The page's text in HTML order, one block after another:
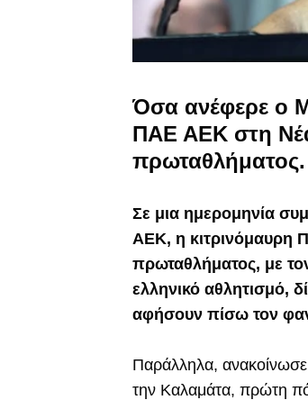
Όσα ανέφερε ο
ΠΑΕ ΑΕΚ στη
πρωταθλήματος.
Σε μια ημερομηνία
ΑΕΚ, η κιτρινόμαυρη
πρωταθλήματος, με
ελληνικό αθλητισμό,
αφήσουν πίσω τον
Παράλληλα,
την Καλαμάτα, πρώτη